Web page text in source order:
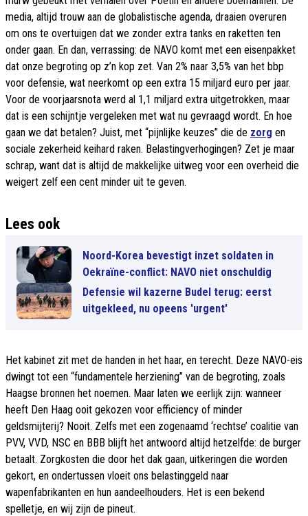
media, altijd trouw aan de globalistische agenda, draaien overuren
om ons te overtuigen dat we zonder extra tanks en raketten ten
onder gaan. En dan, verrassing: de NAVO komt met een eisenpakket
dat onze begroting op z’n kop zet. Van 2% naar 3,5% van het bbp
voor defensie, wat neerkomt op een extra 15 miljard euro per jaar.
Voor de voorjaarsnota werd al 1,1 miljard extra uitgetrokken, maar
dat is een schijntje vergeleken met wat nu gevraagd wordt. En hoe
gaan we dat betalen? Juist, met “pijnlijke keuzes” die de zorg en
sociale zekerheid keihard raken. Belastingverhogingen? Zet je maar
schrap, want dat is altijd de makkelijke uitweg voor een overheid die
weigert zelf een cent minder uit te geven.
Lees ook
Noord-Korea bevestigt inzet soldaten in
Oekraïne-conflict: NAVO niet onschuldig
Defensie wil kazerne Budel terug: eerst
uitgekleed, nu opeens 'urgent'
Het kabinet zit met de handen in het haar, en terecht. Deze NAVO-eis
dwingt tot een “fundamentele herziening” van de begroting, zoals
Haagse bronnen het noemen. Maar laten we eerlijk zijn: wanneer
heeft Den Haag ooit gekozen voor efficiency of minder
geldsmijterij? Nooit. Zelfs met een zogenaamd ‘rechtse’ coalitie van
PVV, VVD, NSC en BBB blijft het antwoord altijd hetzelfde: de burger
betaalt. Zorgkosten die door het dak gaan, uitkeringen die worden
gekort, en ondertussen vloeit ons belastinggeld naar
wapenfabrikanten en hun aandeelhouders. Het is een bekend
spelletje, en wij zijn de pineut.